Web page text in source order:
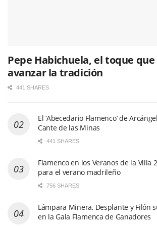
Pepe Habichuela, el toque
avanzar la tradición
441 SHARES
El ‘Abecedario Flamenco’ de
Cante de las Minas
441 SHARES
Flamenco en los Veranos de la Villa
para el verano madrileño
756 SHARES
Lámpara Minera, Desplante y Filón
en la Gala Flamenca de Ganadores